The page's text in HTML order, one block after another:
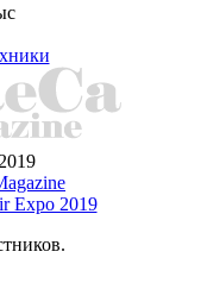
Expo 2019